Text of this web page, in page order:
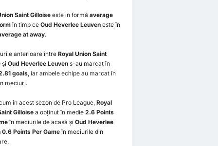
Saint Gilloiseeste in formă average
în timp ce Oud Heverlee Leuveneste în
at away.
anterioare între Royal Union Saint
și Oud Heverlee Leuvens-au marcat în
goals, iar ambele echipe au marcat în
meciuri.
în acest sezon de Pro League, Royal
Gilloisea obținut în medie 2.6 Points
în meciurile de acasă și Oud Heverlee
0.6 Points Per Gameîn meciurile din